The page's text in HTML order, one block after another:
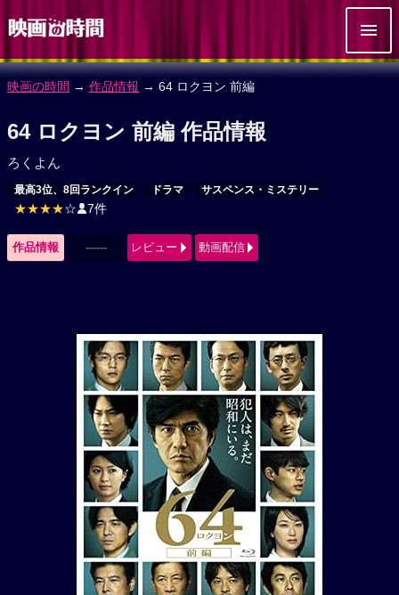
映画の時間 → 作品情報 → 64 ロクヨン 前編
64 ロクヨン 前編 作品情報
ろくよん
最高3位、8回ランクイン ドラマ サスペンス・ミステリー
★★★★☆ 7件
作品情報 ------ レビュー 動画配信